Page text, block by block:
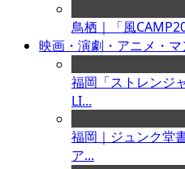
鳥栖｜「風
映画・演劇・アニメ・
福岡「ストレンジ
LI...
福岡｜ジュンク堂
ア...